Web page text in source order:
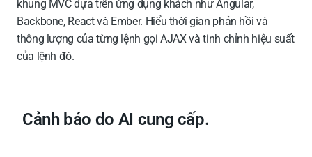
khung MVC dựa trên ứng dụng khách như Angular,
Backbone, React và Ember. Hiểu thời gian phản hồi và
thông lượng của từng lệnh gọi AJAX và tinh chỉnh hiệu suất
của lệnh đó.
Cảnh báo do AI cung cấp.